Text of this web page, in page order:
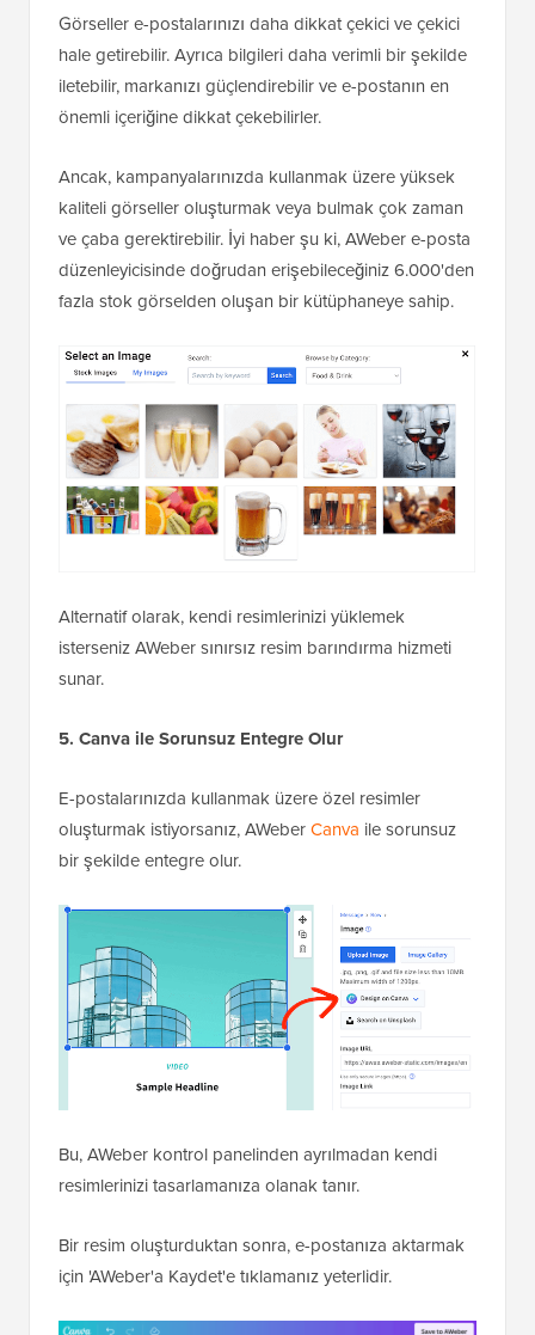
Görseller e-postalarınızı daha dikkat çekici ve çekici
hale getirebilir. Ayrıca bilgileri daha verimli bir şekilde
iletebilir, markanızı güçlendirebilir ve e-postanın en
önemli içeriğine dikkat çekebilirler.
Ancak, kampanyalarınızda kullanmak üzere yüksek
kaliteli görseller oluşturmak veya bulmak çok zaman
ve çaba gerektirebilir. İyi haber şu ki, AWeber e-posta
düzenleyicisinde doğrudan erişebileceğiniz 6.000'den
fazla stok görselden oluşan bir kütüphaneye sahip.
Alternatif olarak, kendi resimlerinizi yüklemek
isterseniz AWeber sınırsız resim barındırma hizmeti
sunar.
5. Canva ile Sorunsuz Entegre Olur
E-postalarınızda kullanmak üzere özel resimler
oluşturmak istiyorsanız, AWeberCanva ile sorunsuz
bir şekilde entegre olur.
Bu, AWeber kontrol panelinden ayrılmadan kendi
resimlerinizi tasarlamanıza olanak tanır.
Bir resim oluşturduktan sonra, e-postanıza aktarmak
için 'AWeber'a Kaydet'e tıklamanız yeterlidir.